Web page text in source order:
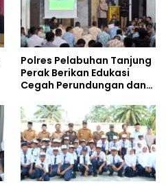
Polres Pelabuhan Tanjung
Perak Berikan Edukasi
Cegah Perundungan dan
kepada Pelajar MPLS